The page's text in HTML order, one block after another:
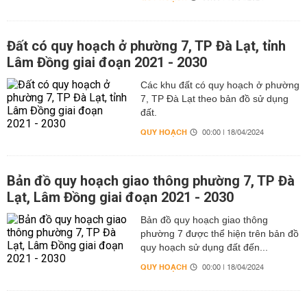
Đất có quy hoạch ở phường 7, TP Đà Lạt, tỉnh
Lâm Đồng giai đoạn 2021 - 2030
Các khu đất có quy hoạch ở phường
7, TP Đà Lạt theo bản đồ sử dụng
đất.
QUY HOẠCH 00:00 | 18/04/2024
Bản đồ quy hoạch giao thông phường 7, TP Đà
Lạt, Lâm Đồng giai đoạn 2021 - 2030
Bản đồ quy hoạch giao thông
phường 7 được thể hiện trên bản đồ
quy hoạch sử dụng đất đến...
QUY HOẠCH 00:00 | 18/04/2024